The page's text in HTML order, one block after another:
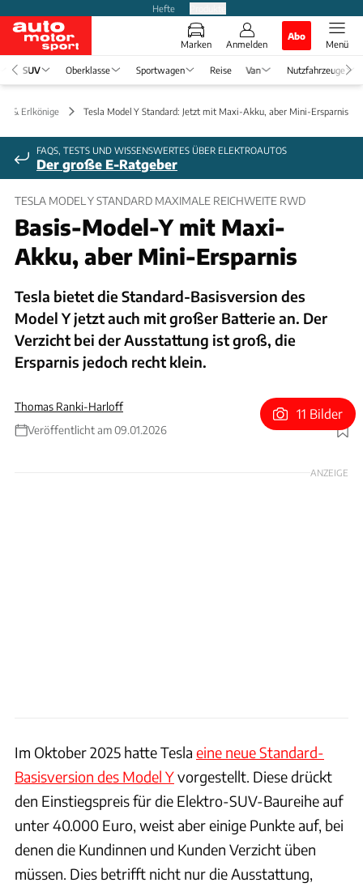
Hefte
Marken Anmelden
Abo
Menü
SUV Oberklasse Sportwagen Reise Van Nutzfahrzeuge
& Erlkönige Tesla Model Y Standard: Jetzt mit Maxi-Akku, aber Mini-Ersparnis
FAQS, TESTS UND WISSENSWERTES ÜBER ELEKTROAUTOS
Der große E-Ratgeber
TESLA MODEL Y STANDARD MAXIMALE REICHWEITE RWD
Basis-Model-Y mit Maxi-
Akku, aber Mini-Ersparnis
Tesla bietet die Standard-Basisversion des
Model Y jetzt auch mit großer Batterie an. Der
Verzicht bei der Ausstattung ist groß, die
Ersparnis jedoch recht klein.
Thomas Ranki-Harloff
Veröffentlicht am 09.01.2026
Foto: Tesla Germany GmbH
11 Bilder
ANZEIGE
Im Oktober 2025 hatte Tesla eine neue Standard-
Basisversion des Model Yvorgestellt. Diese drückt
den Einstiegspreis für die Elektro-SUV-Baureihe auf
unter 40.000 Euro, weist aber einige Punkte auf, bei
denen die Kundinnen und Kunden Verzicht üben
müssen. Dies betrifft nicht nur die Ausstattung,